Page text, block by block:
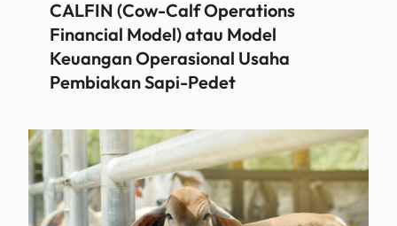
CALFIN (Cow-Calf Operations
Financial Model) atau Model
Keuangan Operasional Usaha
Pembiakan Sapi-Pedet